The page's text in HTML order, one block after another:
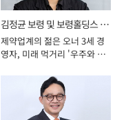
김정균 보령 및 보령홀딩스 대
표이사 사장
제약업계의 젊은 오너 3세 경
영자, 미래 먹거리 '우주와 헬